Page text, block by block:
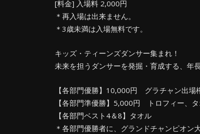
[料金] 入場料 2,000円
＊再入場は出来ません。
＊3歳未満は入場無料です。
キッズ・ティーンズダンサー集まれ！
未来を担うダンサーを発掘・育成する、年
【各部門優勝】10,000円 グラチャン出場
【各部門準優勝】5,000円 トロフィー、
【各部門ベスト4＆8】タオル
＊各部門優勝者に、グランドチャンピオン